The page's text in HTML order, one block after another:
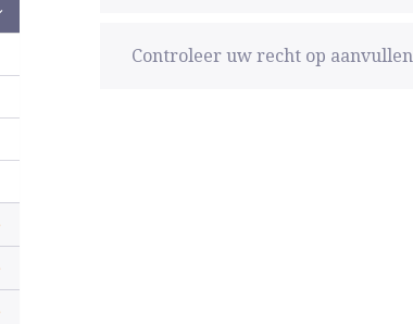
Controleer uw recht op